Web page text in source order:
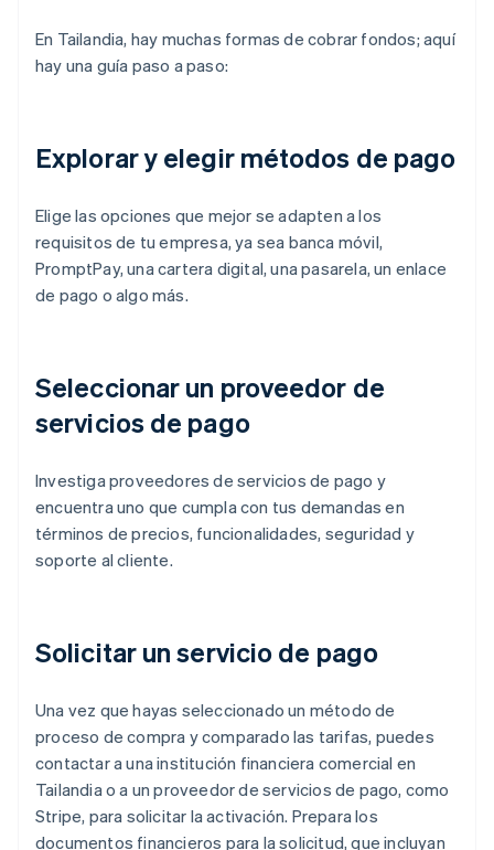
En Tailandia, hay muchas formas de cobrar fondos; aquí
hay una guía paso a paso:
Explorar y elegir métodos de pago
Elige las opciones que mejor se adapten a los
requisitos de tu empresa, ya sea banca móvil,
PromptPay, una cartera digital, una pasarela, un enlace
de pago o algo más.
Seleccionar un proveedor de
servicios de pago
Investiga proveedores de servicios de pago y
encuentra uno que cumpla con tus demandas en
términos de precios, funcionalidades, seguridad y
soporte al cliente.
Solicitar un servicio de pago
Una vez que hayas seleccionado un método de
proceso de compra y comparado las tarifas, puedes
contactar a una institución financiera comercial en
Tailandia o a un proveedor de servicios de pago, como
Stripe, para solicitar la activación. Prepara los
documentos financieros para la solicitud, que incluyan